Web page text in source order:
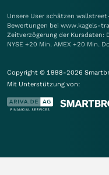
Unsere User schätzen
Bewertungen bei www.kagels-
Zeitverzögerung der Kursdaten:
NYSE +20 Min. AMEX +20 Min.
Copyright © 1998-2026
Mit Unterstützung von: